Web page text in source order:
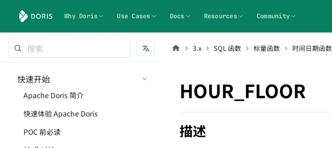
Why Doris Use Cases Docs Resources Community
快速开始
Apache Doris 简介
快速体验 Apache Doris
POC 前必读
3.x SQL 函数 标量函数 时间日期函数
HOUR_FLOOR
描述